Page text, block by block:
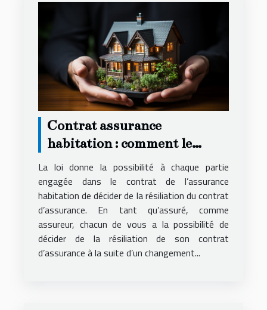
Contrat assurance
habitation : comment le
résilier ?
La loi donne la possibilité à chaque partie
engagée dans le contrat de l’assurance
habitation de décider de la résiliation du contrat
d’assurance. En tant qu’assuré, comme
assureur, chacun de vous a la possibilité de
décider de la résiliation de son contrat
d’assurance à la suite d’un changement...